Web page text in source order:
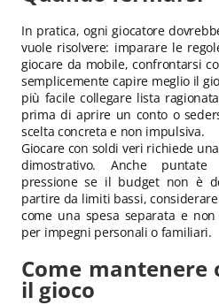
In pratica, ogni giocatore
vuole risolvere: imparare le
giocare da mobile, confrontarsi
semplicemente capire meglio il
più facile collegare lista
prima di aprire un conto o
scelta concreta e non impulsiva.
Giocare con soldi veri richiede
dimostrativo. Anche
pressione se il budget non è
partire da limiti bassi,
come una spesa separata e
per impegni personali o familiari.
Come
il gioco